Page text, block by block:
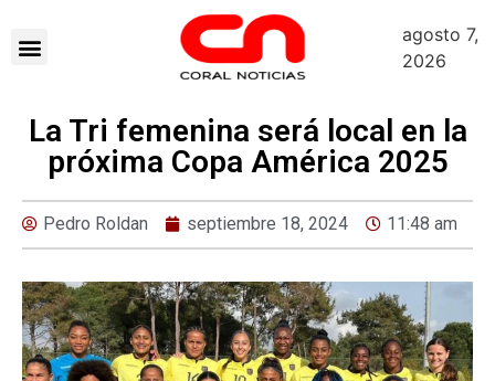
agosto 7,
2026
La Tri femenina será local en la
próxima Copa América 2025
Pedro Roldan septiembre 18, 2024 11:48 am